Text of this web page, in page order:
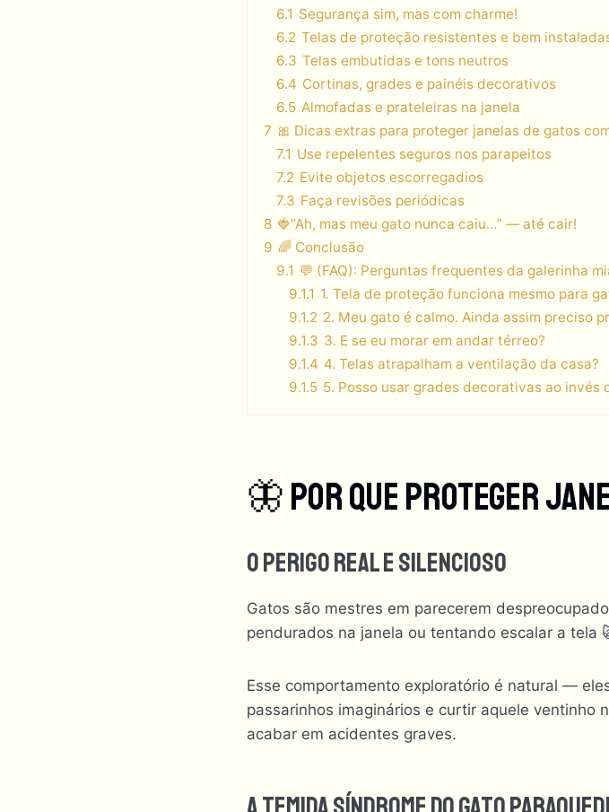
6.1 Segurança sim, mas com charme!
6.2 Telas de proteção resistentes e bem
6.3 Telas embutidas e tons neutros
6.4 Cortinas, grades e painéis decorativos
6.5 Almofadas e prateleiras na janela
7 🎀 Dicas extras para proteger janelas de gatos
7.1 Use repelentes seguros nos parapeitos
7.2 Evite objetos escorregadios
7.3 Faça revisões periódicas
8 🍓“Ah, mas meu gato nunca caiu…” — até cair!
9 🌈 Conclusão
9.1 💬 (FAQ): Perguntas frequentes da galerinha
9.1.1 1. Tela de proteção funciona mesmo para
9.1.2 2. Meu gato é calmo. Ainda assim preciso
9.1.3 3. E se eu morar em andar térreo?
9.1.4 4. Telas atrapalham a ventilação da casa?
9.1.5 5. Posso usar grades decorativas ao invés
🦋 Por Que Proteger
O Perigo Real E Silencioso
Gatos são mestres em parecerem
pendurados na janela ou tentando escalar a tela
Esse comportamento exploratório é natural —
passarinhos imaginários e curtir aquele ventinho
acabar em acidentes graves.